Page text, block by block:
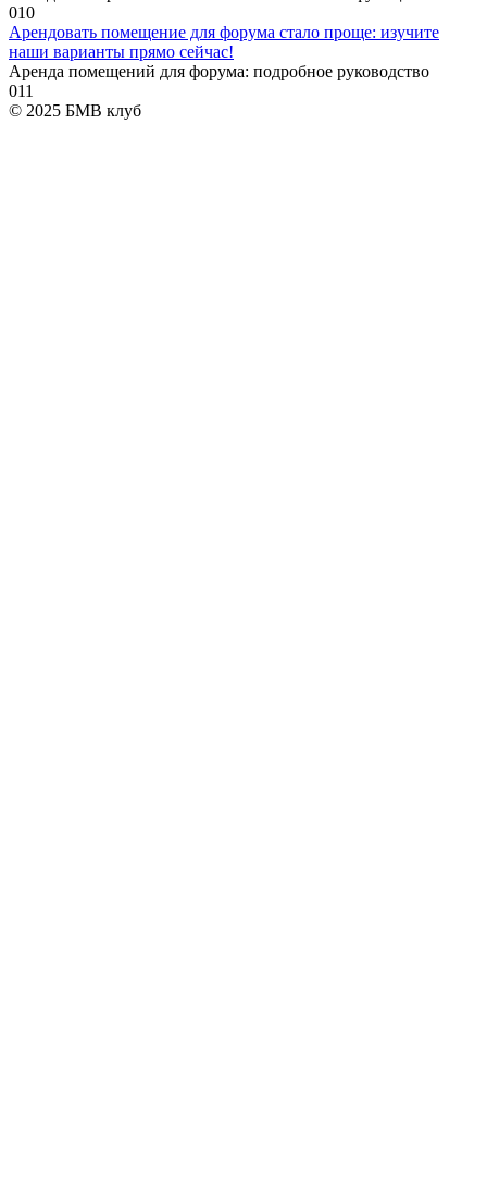
010
Арендовать помещение для форума стало проще: изучите
наши варианты прямо сейчас!
Аренда помещений для форума: подробное руководство
011
© 2025 БМВ клуб